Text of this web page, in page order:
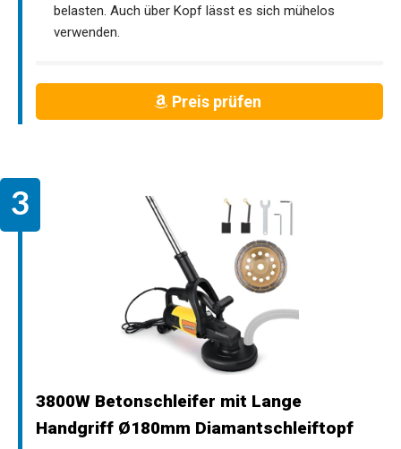
belasten. Auch über Kopf lässt es sich mühelos
verwenden.
Preis prüfen
3800W Betonschleifer mit Lange
Handgriff Ø180mm Diamantschleiftopf